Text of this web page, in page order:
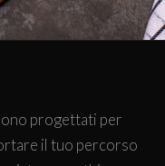
progettati per
il tuo percorso